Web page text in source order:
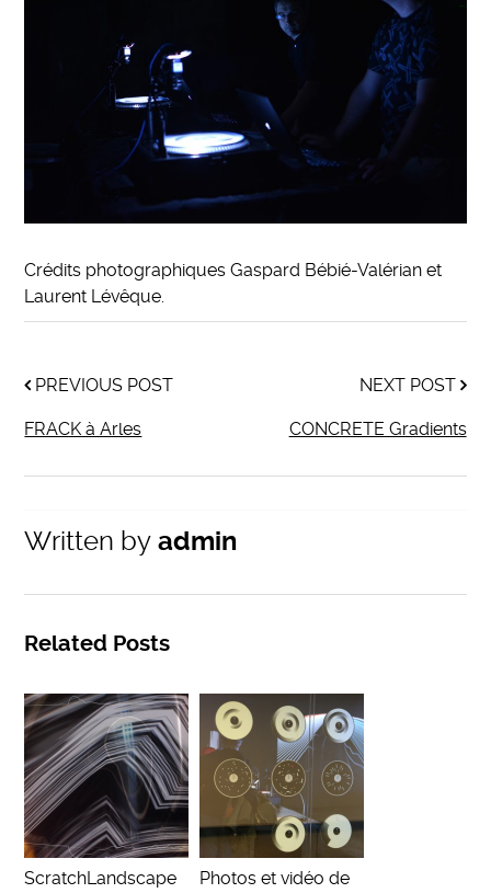
Crédits photographiques Gaspard Bébié-Valérian et
Laurent Lévêque.
PREVIOUS POST
FRACK à Arles
NEXT POST
CONCRETE Gradients
Written by admin
Related Posts
ScratchLandscape
Photos et vidéo de